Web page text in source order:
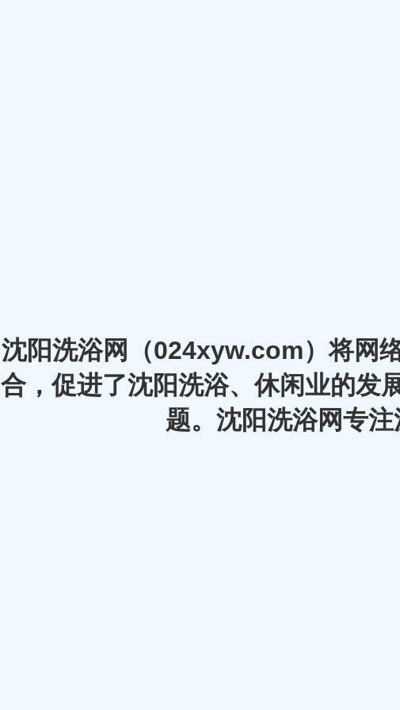
沈阳洗浴网（024xyw.com）将网
合，促进了沈阳洗浴、休闲业的发
题。沈阳洗浴网专